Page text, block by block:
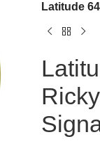
Latitude